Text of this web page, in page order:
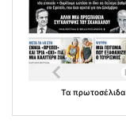
Τα πρωτοσέλιδα